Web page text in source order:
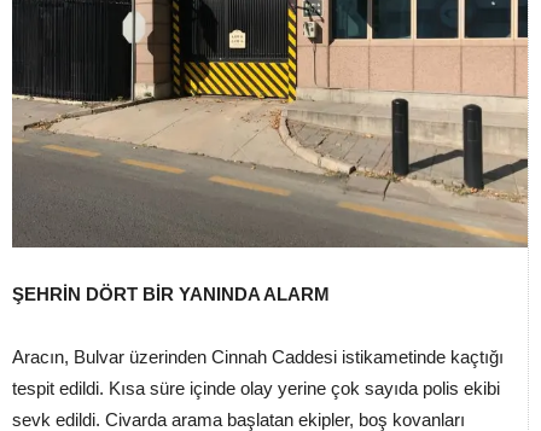
ŞEHRİN DÖRT BİR YANINDA ALARM
Aracın, Bulvar üzerinden Cinnah Caddesi istikametinde kaçtığı
tespit edildi. Kısa süre içinde olay yerine çok sayıda polis ekibi
sevk edildi. Civarda arama başlatan ekipler, boş kovanları